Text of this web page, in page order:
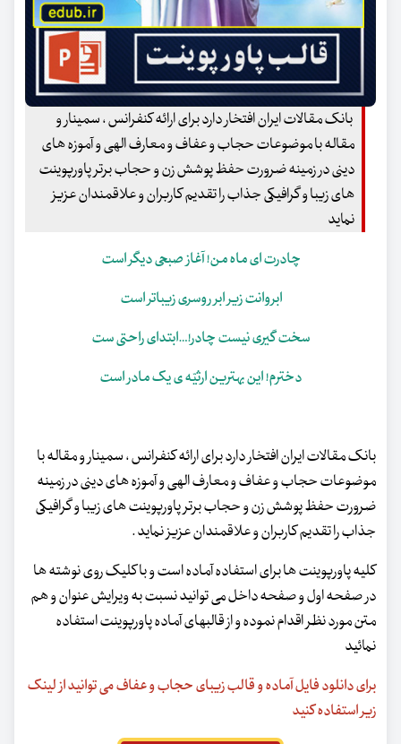
بانک مقالات ایران افتخار دارد برای ارائه کنفرانس ، سمینار و
مقاله با موضوعات حجاب و عفاف و معارف الهی و آموزه های
دینی در زمینه ضرورت حفظ پوشش زن و حجاب برتر پاورپوینت
های زیبا و گرافیکی جذاب را تقدیم کاربران و علاقمندان عزیز
نماید
چادرت ای ماه من! آغاز صبحی دیگر است
ابروانت زیر ابر روسری زیباتر است
سخت گیری نیست چادر!…ابتدای راحتی ست
دخترم! این بهترین ارثیّه ی یک مادر است
بانک مقالات ایران افتخار دارد برای ارائه کنفرانس ، سمینار و مقاله با
موضوعات حجاب و عفاف و معارف الهی و آموزه های دینی در زمینه
ضرورت حفظ پوشش زن و حجاب برتر پاورپوینت های زیبا و گرافیکی
جذاب را تقدیم کاربران و علاقمندان عزیز نماید .
کلیه پاورپوینت ها برای استفاده آماده است و با کلیک روی نوشته ها
در صفحه اول و صفحه داخل می توانید نسبت به ویرایش عنوان و هم
متن مورد نظر اقدام نموده و از قالبهای آماده پاورپوینت استفاده
نمائید
برای دانلود فایل آماده و قالب زیبای حجاب و عفاف می توانید از لینک
زیر استفاده کنید